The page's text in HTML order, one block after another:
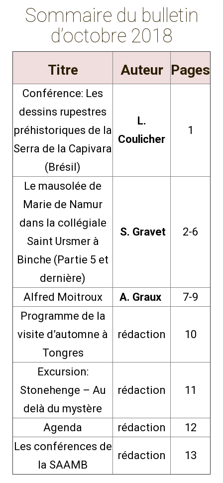
Sommaire du bulletin
d’octobre 2018
Titre Auteur Pages
Conférence: Les
dessins rupestres
préhistoriques de la
Serra de la Capivara
(Brésil)
L.
Coulicher
1
Le mausolée de
Marie de Namur
dans la collégiale
Saint Ursmer à
Binche (Partie 5 et
dernière)
S. Gravet 2-6
Alfred Moitroux A. Graux
7-9
Programme de la
visite d’automne à
Tongres
rédaction 10
Excursion:
Stonehenge – Au
delà du mystère
rédaction 11
Agenda rédaction
12
Les conférences de
la SAAMB
rédaction 13